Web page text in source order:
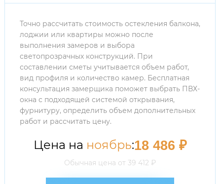
Точно рассчитать стоимость остекления балкона,
лоджии или квартиры можно после
выполнения замеров и выбора
светопрозрачных конструкций. При
составлении сметы учитывается объем работ,
вид профиля и количество камер. Бесплатная
консультация замерщика поможет выбрать ПВХ-
окна с подходящей системой открывания,
фурнитуру, определить объем дополнительных
работ и рассчитать цену.
Цена на ноябрь:18 486 ₽
Обычная цена от 39 412 ₽